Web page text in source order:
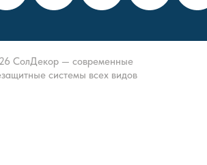
СолДекор — современные
системы всех видов